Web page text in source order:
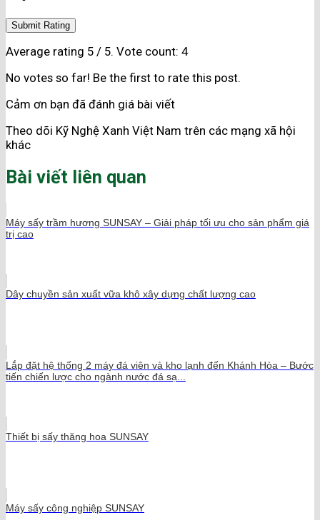
Submit Rating
Average rating 5 / 5. Vote count: 4
No votes so far! Be the first to rate this post.
Cảm ơn bạn đã đánh giá bài viết
Theo dõi Kỹ Nghệ Xanh Việt Nam trên các mạng xã hội
khác
Bài viết liên quan
Máy sấy trầm hương SUNSAY – Giải pháp tối ưu cho sản phẩm giá
trị cao
Dây chuyền sản xuất vữa khô xây dựng chất lượng cao
Lắp đặt hệ thống 2 máy đá viên và kho lạnh đến Khánh Hòa – Bước
tiến chiến lược cho ngành nước đá sạ...
Thiết bị sấy thăng hoa SUNSAY
Máy sấy công nghiệp SUNSAY